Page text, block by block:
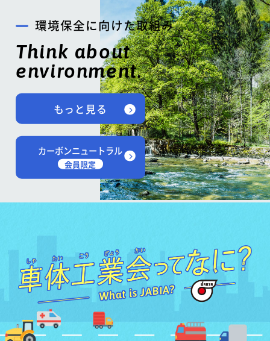
環境保全に向けた取組み
Think about
environment.
もっと見る
カーボンニュートラル
会員限定